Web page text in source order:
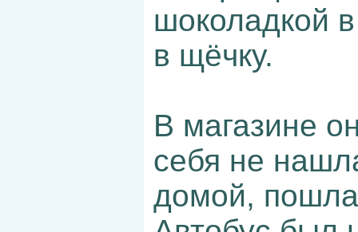
шоколадкой
в щёчку.
В магазине
себя не
домой, пошла